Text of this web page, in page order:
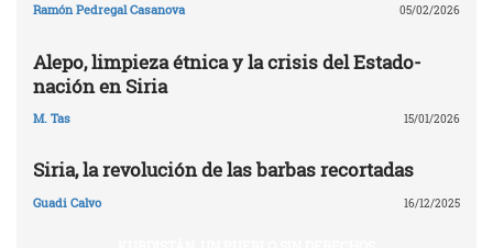
Ramón Pedregal Casanova 05/02/2026
Alepo, limpieza étnica y la crisis del Estado-
nación en Siria
M. Tas 15/01/2026
Siria, la revolución de las barbas recortadas
Guadi Calvo 16/12/2025